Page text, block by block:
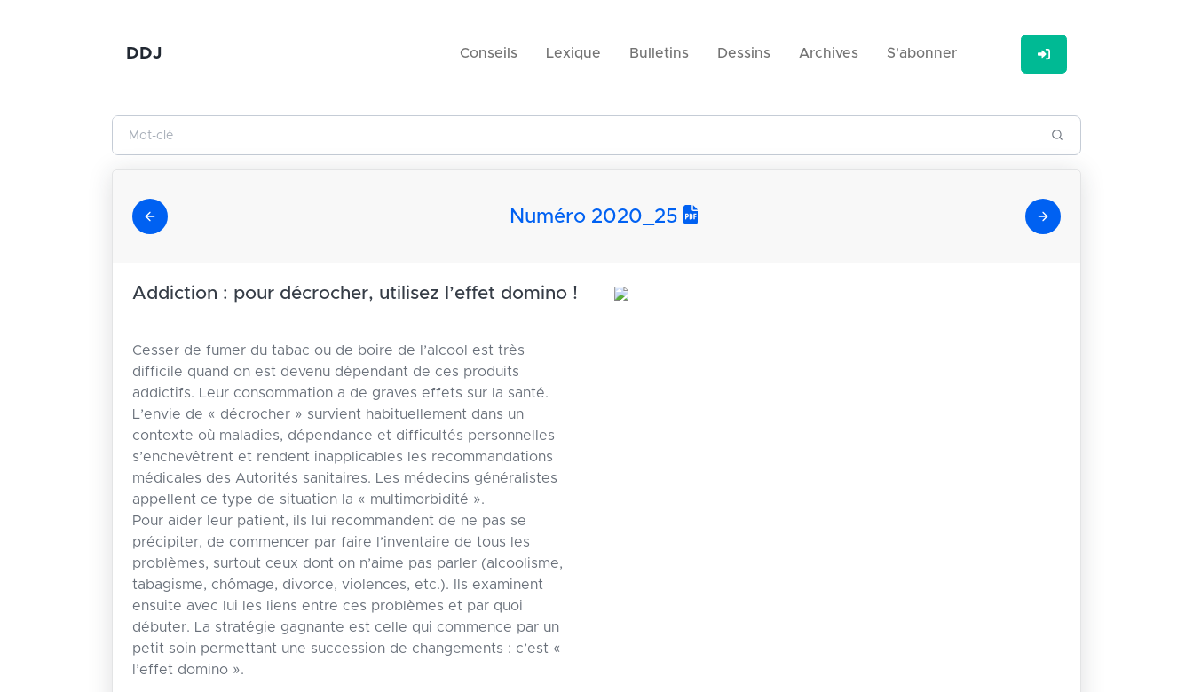
DDJ Conseils Lexique Bulletins Dessins Archives S'abonner
Numéro 2020_25
Addiction : pour décrocher, utilisez l’effet domino !
Cesser de fumer du tabac ou de boire de l’alcool est très
difficile quand on est devenu dépendant de ces produits
addictifs. Leur consommation a de graves effets sur la santé.
L’envie de « décrocher » survient habituellement dans un
contexte où maladies, dépendance et difficultés personnelles
s’enchevêtrent et rendent inapplicables les recommandations
médicales des Autorités sanitaires. Les médecins généralistes
appellent ce type de situation la « multimorbidité ».
Pour aider leur patient, ils lui recommandent de ne pas se
précipiter, de commencer par faire l’inventaire de tous les
problèmes, surtout ceux dont on n’aime pas parler (alcoolisme,
tabagisme, chômage, divorce, violences, etc.). Ils examinent
ensuite avec lui les liens entre ces problèmes et par quoi
débuter. La stratégie gagnante est celle qui commence par un
petit soin permettant une succession de changements : c’est «
l’effet domino ».